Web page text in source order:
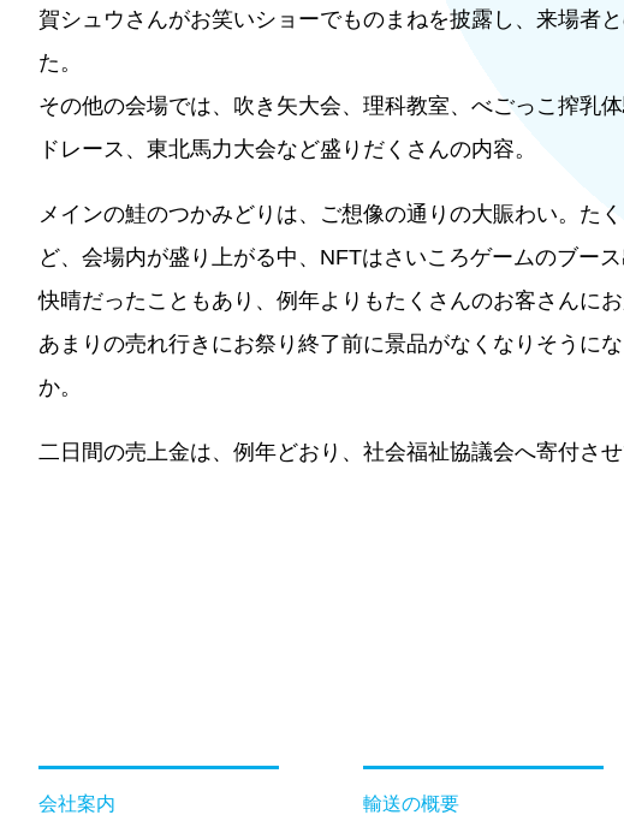
賀シュウさんがお笑いショーでものまねを披露し、来場者
た。
その他の会場では、吹き矢大会、理科教室、べごっこ搾乳
ドレース、東北馬力大会など盛りだくさんの内容。
メインの鮭のつかみどりは、ご想像の通りの大賑わい。た
ど、会場内が盛り上がる中、NFTはさいころゲームのブース
快晴だったこともあり、例年よりもたくさんのお客さんにお
あまりの売れ行きにお祭り終了前に景品がなくなりそうに
か。
二日間の売上金は、例年どおり、社会福祉協議会へ寄付させ
会社案内 輸送の概要